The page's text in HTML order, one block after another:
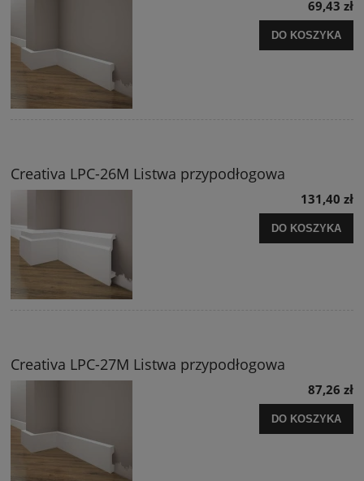
69,43 zł
DO KOSZYKA
Creativa LPC-26M Listwa przypodłogowa
131,40 zł
DO KOSZYKA
Creativa LPC-27M Listwa przypodłogowa
87,26 zł
DO KOSZYKA